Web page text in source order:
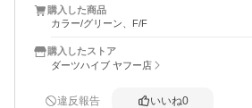
購入した商品
カラー/グリーン、F/F
購入したストア
ダーツハイブ ヤフー店
違反報告 いいね0